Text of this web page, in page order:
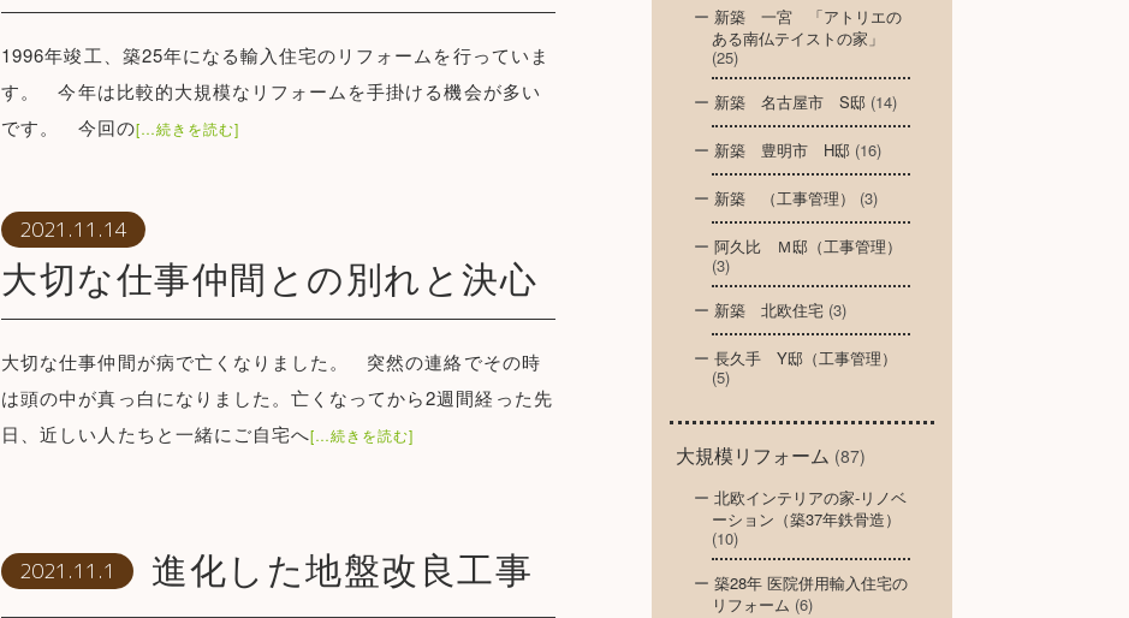
1996年竣工、築25年になる輸入住宅のリフォームを行っていま
す。 今年は比較的大規模なリフォームを手掛ける機会が多い
です。 今回の[…続きを読む]
2021.11.14
大切な仕事仲間との別れと決心
大切な仕事仲間が病で亡くなりました。 突然の連絡でその時
は頭の中が真っ白になりました。亡くなってから2週間経った先
日、近しい人たちと一緒にご自宅へ[…続きを読む]
2021.11.1 進化した地盤改良工事
新築 一宮 「アトリエの
ある南仏テイストの家」
(25)
新築 名古屋市 S邸 (14)
新築 豊明市 H邸 (16)
新築 （工事管理） (3)
阿久比 Ｍ邸（工事管理）
(3)
新築 北欧住宅 (3)
長久手 Y邸（工事管理）
(5)
大規模リフォーム (87)
北欧インテリアの家-リノベ
ーション（築37年鉄骨造）
(10)
築28年 医院併用輸入住宅の
リフォーム (6)